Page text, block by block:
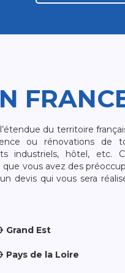
du territoire
ou rénovations de
industriels, hôtel, etc.
vous avez des
devis qui vous sera
Grand Est
Pays de la Loire